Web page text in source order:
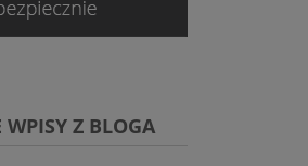
WPISY Z BLOGA